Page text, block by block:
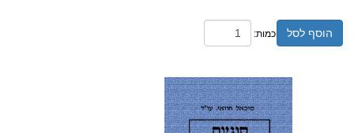
הוסף לסל כמות: